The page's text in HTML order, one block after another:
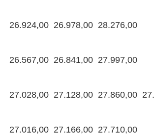
26.924,00 26.978,00 28.276,00
26.567,00 26.841,00 27.997,00
27.028,00 27.128,00 27.860,00
27.016,00 27.166,00 27.710,00